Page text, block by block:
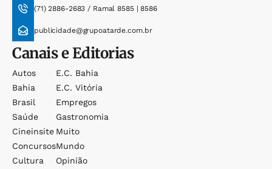
(71) 2886-2683 / Ramal 8585 | 8586
publicidade@grupoatarde.com.br
Canais e Editorias
Autos
Bahia
Brasil
Saúde
Cineinsite
Concursos
Cultura
E.c. Bahia
E.c. Vitória
Empregos
Gastronomia
Muito
Mundo
Opinião